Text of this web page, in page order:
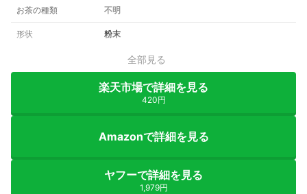
お茶の種類 不明
形状 粉末
全部見る
楽天市場で詳細を見る
420円
Amazonで詳細を見る
ヤフーで詳細を見る
1,979円